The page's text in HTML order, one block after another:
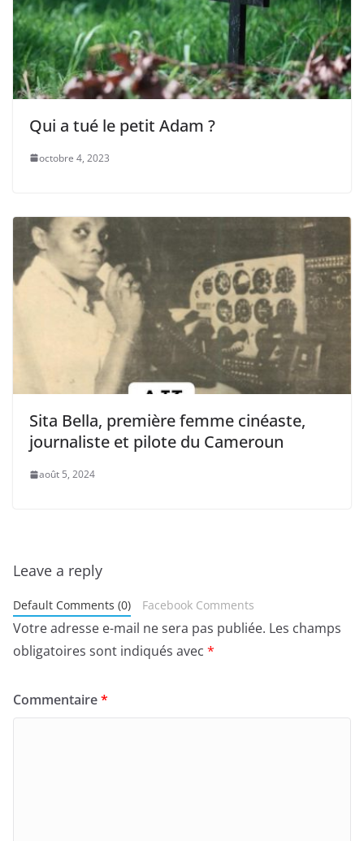
Qui a tué le petit Adam ?
octobre 4, 2023
Sita Bella, première femme cinéaste,
journaliste et pilote du Cameroun
août 5, 2024
Leave a reply
Default Comments (0) Facebook Comments
Votre adresse e-mail ne sera pas publiée. Les champs
obligatoires sont indiqués avec *
Commentaire*